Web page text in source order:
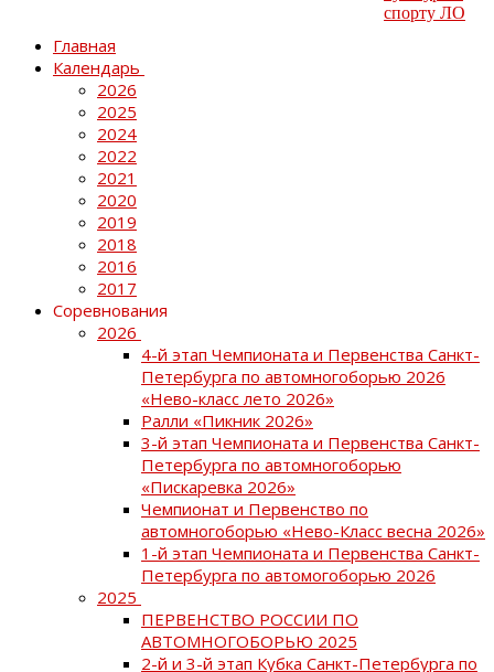
Главная
Календарь
2026
2025
2024
2022
2021
2020
2019
2018
2016
2017
Соревнования
2026
4-й этап Чемпионата и Первенства Санкт-
Петербурга по автомногоборью 2026
«Нево-класс лето 2026»
Ралли «Пикник 2026»
3-й этап Чемпионата и Первенства Санкт-
Петербурга по автомногоборью
«Пискаревка 2026»
Чемпионат и Первенство по
автомногоборью «Нево-Класс весна 2026»
1-й этап Чемпионата и Первенства Санкт-
Петербурга по автомогоборью 2026
2025
ПЕРВЕНСТВО РОССИИ ПО
АВТОМНОГОБОРЬЮ 2025
2-й и 3-й этап Кубка Санкт-Петербурга по